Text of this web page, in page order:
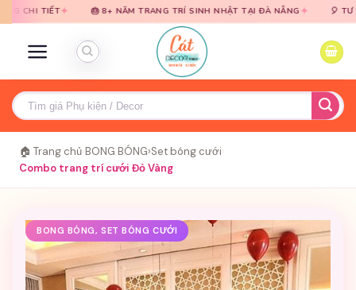
qua
qua
✦ 🎂 8+ NĂM TRANG TRÍ SINH NHẬT TẠI ĐÀ NẴNG✦ 🎈 TƯ VẤN MIỄN
Tìm
kiếm:
🏠 Trang chủ BONG BÓNG›Set bóng cưới
Combo trang trí cưới Đỏ Vàng
BONG BÓNG, SET BÓNG CƯỚI